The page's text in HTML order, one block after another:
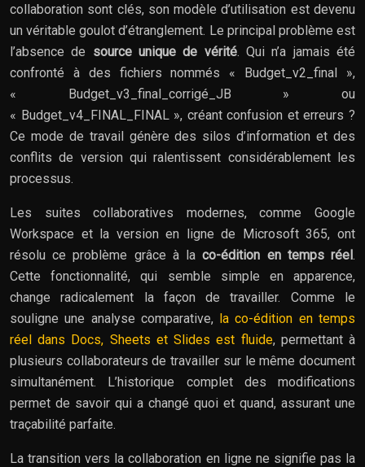
collaboration sont clés, son modèle d’utilisation est devenu
un véritable goulot d’étranglement. Le principal problème est
l’absence de source unique de vérité. Qui n’a jamais été
confronté à des fichiers nommés « Budget_v2_final »,
« Budget_v3_final_corrigé_JB » ou
« Budget_v4_FINAL_FINAL », créant confusion et erreurs ?
Ce mode de travail génère des silos d’information et des
conflits de version qui ralentissent considérablement les
processus.
Les suites collaboratives modernes, comme Google
Workspace et la version en ligne de Microsoft 365, ont
résolu ce problème grâce à laco-édition en temps réel.
Cette fonctionnalité, qui semble simple en apparence,
change radicalement la façon de travailler. Comme le
souligne une analyse comparative, la co-édition en temps
réel dans Docs, Sheets et Slides est fluide, permettant à
plusieurs collaborateurs de travailler sur le même document
simultanément. L’historique complet des modifications
permet de savoir qui a changé quoi et quand, assurant une
traçabilité parfaite.
La transition vers la collaboration en ligne ne signifie pas la